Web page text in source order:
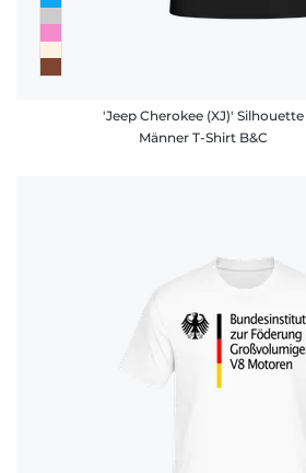
'Jeep Cherokee (XJ)' Silhouette
Männer T-Shirt B&C